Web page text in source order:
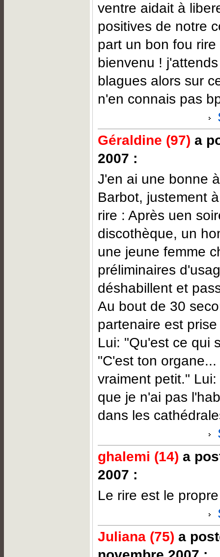
ventre aidait à
positives de notre
part un bon fou
bienvenu !
blagues alors sur
n'en connais pas
Géraldine (97) a
2007 :
J'en ai une bonne
Barbot, justement
rire : Après uen
discothèque, un
une jeune femme
préliminaires
déshabillent et
Au bout de 30
partenaire est
Lui: "Qu'est ce qui
"C'est ton
vraiment petit."
que je n'ai pas
dans les
ghalemi (14) a
2007 :
Le rire est le
Juliana (75) a